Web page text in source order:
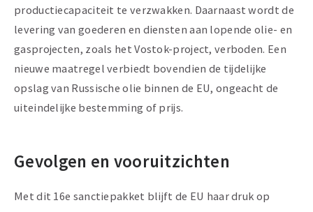
productiecapaciteit te verzwakken. Daarnaast wordt de
levering van goederen en diensten aan lopende olie- en
gasprojecten, zoals het Vostok-project, verboden. Een
nieuwe maatregel verbiedt bovendien de tijdelijke
opslag van Russische olie binnen de EU, ongeacht de
uiteindelijke bestemming of prijs.
Gevolgen en vooruitzichten
Met dit 16e sanctiepakket blijft de EU haar druk op